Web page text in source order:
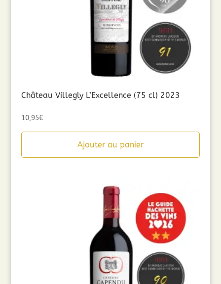
Château Villegly L’Excellence (75 cl) 2023
10,95€
Ajouter au panier